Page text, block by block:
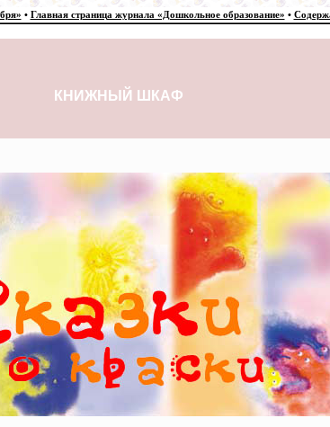
• Главная страница журнала «Дошкольное образование» •
КНИЖНЫЙ ШКАФ